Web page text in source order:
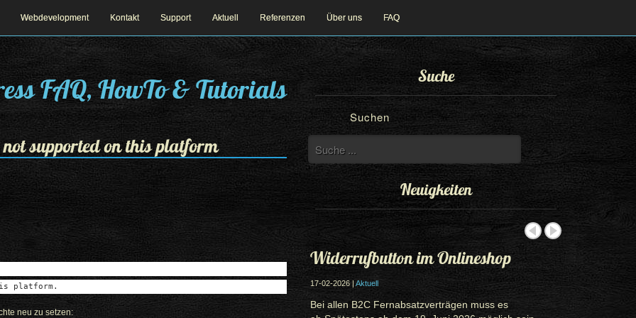
Webdevelopment Kontakt Support Aktuell Referenzen Über uns FAQ
FAQ, HowTo & Tutorials
supported on this platform
platform.
neu zu setzen:
Suche
Suchen
Neuigkeiten
Widerrufbutton im Onlineshop
17-02-2026 | Aktuell
Bei allen B2C Fernabsatzverträgen muss es